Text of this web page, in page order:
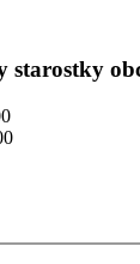
starostky